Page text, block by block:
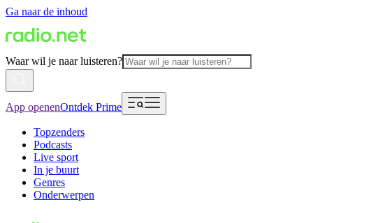
Ga naar de inhoud
Waar wil je naar luisteren?
App openenOntdek Prime
Topzenders
Podcasts
Live sport
In je buurt
Genres
Onderwerpen